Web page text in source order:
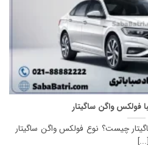
فولکس واگن ساگیتار
چیست؟ نوع فولکس واگن ساگیتار